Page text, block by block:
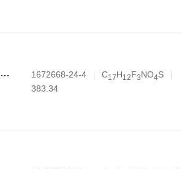
贝组替凡；；3-(((1S,2S,3R)-2,3-二氟-1-羟基-7-(甲基磺酰基)-2,3-二氢-1H-茚-4-氧基))-5-氟苯腈 1672668-24-4 C1 7H1 2F3NO4S
383.34